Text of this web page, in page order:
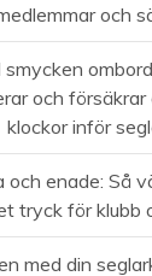
och
smycken
och försäkrar
klockor inför
och enade: Så
tryck för klubb
med din